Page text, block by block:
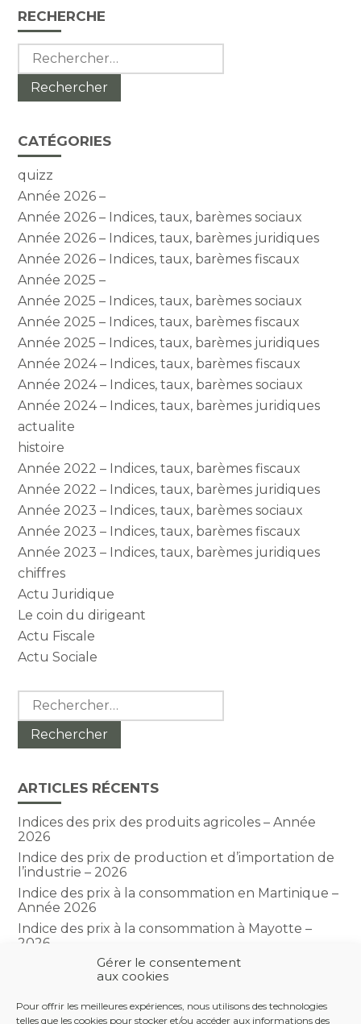
Gérer le consentement
aux cookies
Pour offrir les meilleures expériences, nous utilisons des technologies
telles que les cookies pour stocker et/ou accéder aux informations des
Blog
sidebar
RECHERCHE
Rechercher :
CATÉGORIES
quizz
Année 2026 –
Année 2026 – Indices, taux, barèmes sociaux
Année 2026 – Indices, taux, barèmes juridiques
Année 2026 – Indices, taux, barèmes fiscaux
Année 2025 –
Année 2025 – Indices, taux, barèmes sociaux
Année 2025 – Indices, taux, barèmes fiscaux
Année 2025 – Indices, taux, barèmes juridiques
Année 2024 – Indices, taux, barèmes fiscaux
Année 2024 – Indices, taux, barèmes sociaux
Année 2024 – Indices, taux, barèmes juridiques
actualite
histoire
Année 2022 – Indices, taux, barèmes fiscaux
Année 2022 – Indices, taux, barèmes juridiques
Année 2023 – Indices, taux, barèmes sociaux
Année 2023 – Indices, taux, barèmes fiscaux
Année 2023 – Indices, taux, barèmes juridiques
chiffres
Actu Juridique
Le coin du dirigeant
Actu Fiscale
Actu Sociale
Rechercher :
ARTICLES RÉCENTS
Indices des prix des produits agricoles – Année
2026
Indice des prix de production et d’importation de
l’industrie – 2026
Indice des prix à la consommation en Martinique –
Année 2026
Indice des prix à la consommation à Mayotte –
2026
Indice du climat des affaires dans le BTP – Année